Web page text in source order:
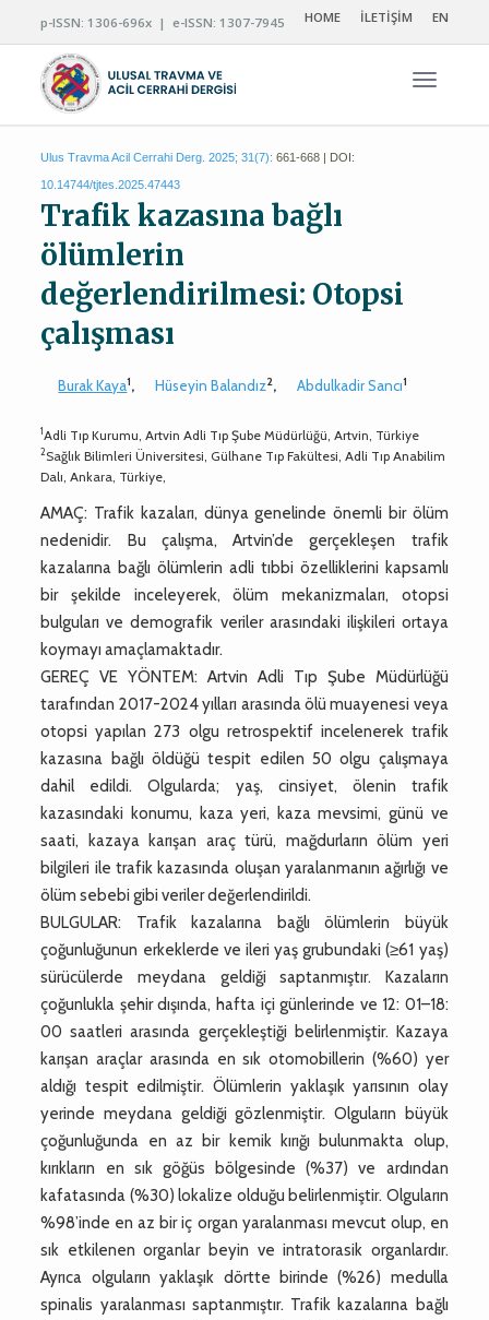
p-ISSN: 1306-696x | e-ISSN: 1307-7945 HOME İLETİŞİM EN
Ulus Travma Acil Cerrahi Derg. 2025; 31(7): 661-668 | DOI:
10.14744/tjtes.2025.47443
Trafik kazasına bağlı
ölümlerin
değerlendirilmesi: Otopsi
çalışması
Burak Kaya1, Hüseyin Balandız2, Abdulkadir Sancı1
1Adli Tıp Kurumu, Artvin Adli Tıp Şube Müdürlüğü, Artvin, Türkiye
2Sağlık Bilimleri Üniversitesi, Gülhane Tıp Fakültesi, Adli Tıp Anabilim
Dalı, Ankara, Türkiye,
AMAÇ: Trafik kazaları, dünya genelinde önemli bir ölüm
nedenidir. Bu çalışma, Artvin’de gerçekleşen trafik
kazalarına bağlı ölümlerin adli tıbbi özelliklerini kapsamlı
bir şekilde inceleyerek, ölüm mekanizmaları, otopsi
bulguları ve demografik veriler arasındaki ilişkileri ortaya
koymayı amaçlamaktadır.
GEREÇ VE YÖNTEM: Artvin Adli Tıp Şube Müdürlüğü
tarafından 2017-2024 yılları arasında ölü muayenesi veya
otopsi yapılan 273 olgu retrospektif incelenerek trafik
kazasına bağlı öldüğü tespit edilen 50 olgu çalışmaya
dahil edildi. Olgularda; yaş, cinsiyet, ölenin trafik
kazasındaki konumu, kaza yeri, kaza mevsimi, günü ve
saati, kazaya karışan araç türü, mağdurların ölüm yeri
bilgileri ile trafik kazasında oluşan yaralanmanın ağırlığı ve
ölüm sebebi gibi veriler değerlendirildi.
BULGULAR: Trafik kazalarına bağlı ölümlerin büyük
çoğunluğunun erkeklerde ve ileri yaş grubundaki (≥61 yaş)
sürücülerde meydana geldiği saptanmıştır. Kazaların
çoğunlukla şehir dışında, hafta içi günlerinde ve 12: 01–18:
00 saatleri arasında gerçekleştiği belirlenmiştir. Kazaya
karışan araçlar arasında en sık otomobillerin (%60) yer
aldığı tespit edilmiştir. Ölümlerin yaklaşık yarısının olay
yerinde meydana geldiği gözlenmiştir. Olguların büyük
çoğunluğunda en az bir kemik kırığı bulunmakta olup,
kırıkların en sık göğüs bölgesinde (%37) ve ardından
kafatasında (%30) lokalize olduğu belirlenmiştir. Olguların
%98’inde en az bir iç organ yaralanması mevcut olup, en
sık etkilenen organlar beyin ve intratorasik organlardır.
Ayrıca olguların yaklaşık dörtte birinde (%26) medulla
spinalis yaralanması saptanmıştır. Trafik kazalarına bağlı